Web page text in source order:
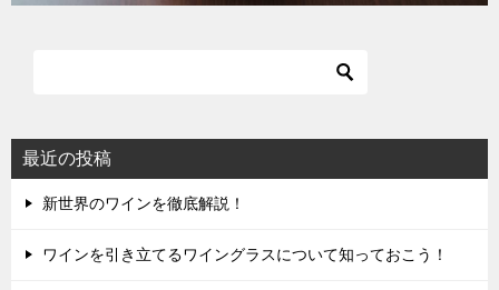
最近の投稿
新世界のワインを徹底解説！
ワインを引き立てるワイングラスについて知っておこう！